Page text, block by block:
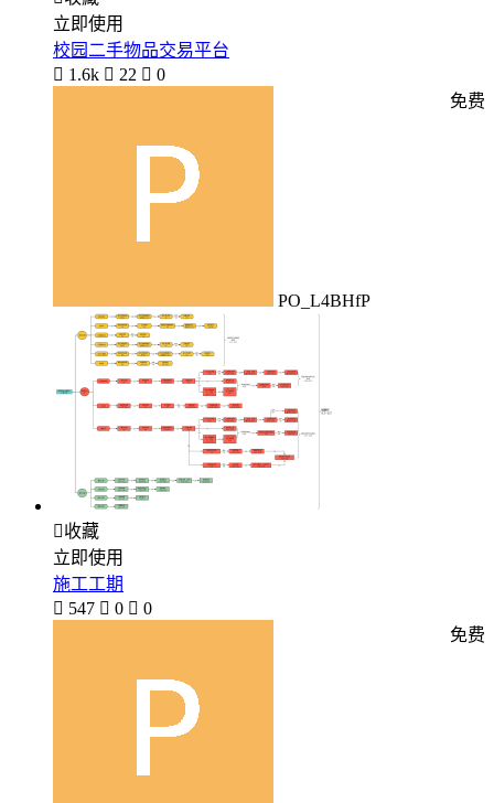
立即使用
校园二手物品交易平台
 1.6k  22  0
PO_L4BHfP
免费
收藏
立即使用
施工工期
 547  0  0
免费